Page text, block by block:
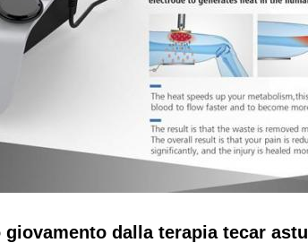
dalla terapia tecar